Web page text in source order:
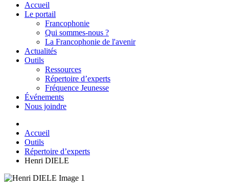
Accueil
Le portail
Francophonie
Qui sommes-nous ?
La Francophonie de l'avenir
Actualités
Outils
Ressources
Répertoire d’experts
Fréquence Jeunesse
Événements
Nous joindre
Accueil
Outils
Répertoire d’experts
Henri DIELE